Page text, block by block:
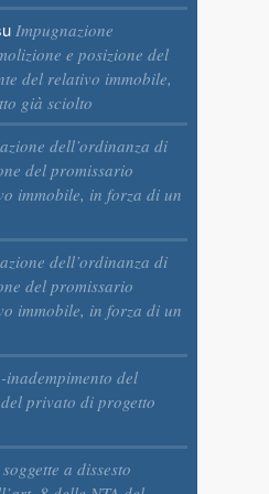
Impugnazione
e posizione del
del relativo immobile,
già sciolto
dell’ordinanza di
del promissario
immobile, in forza di un
dell’ordinanza di
del promissario
immobile, in forza di un
inadempimento del
privato di progetto
a dissesto